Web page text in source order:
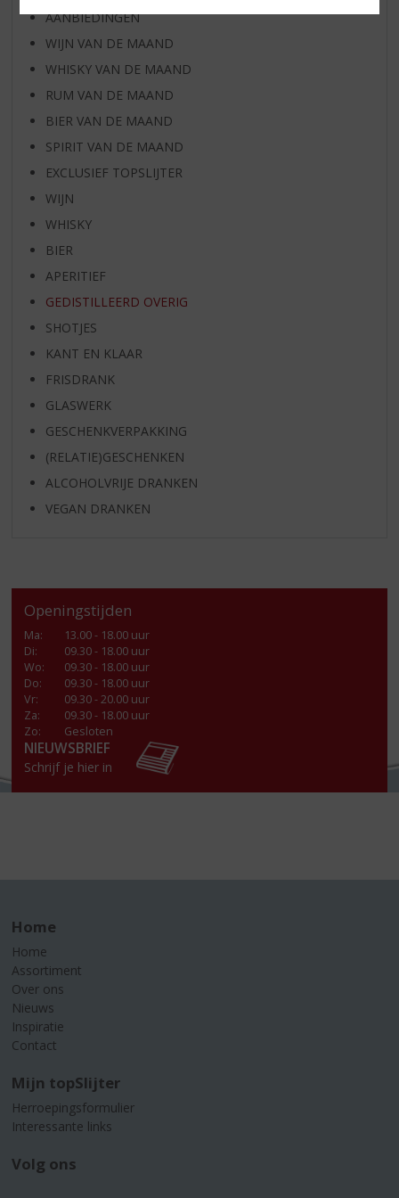
AANBIEDINGEN
WIJN VAN DE MAAND
WHISKY VAN DE MAAND
RUM VAN DE MAAND
BIER VAN DE MAAND
SPIRIT VAN DE MAAND
EXCLUSIEF TOPSLIJTER
WIJN
WHISKY
BIER
APERITIEF
GEDISTILLEERD OVERIG
SHOTJES
KANT EN KLAAR
FRISDRANK
GLASWERK
GESCHENKVERPAKKING
(RELATIE)GESCHENKEN
ALCOHOLVRIJE DRANKEN
VEGAN DRANKEN
Openingstijden
Ma:
13.00 - 18.00 uur
Di:
09.30 - 18.00 uur
Wo:
09.30 - 18.00 uur
Do:
09.30 - 18.00 uur
Vr:
09.30 - 20.00 uur
Za:
09.30 - 18.00 uur
Zo:
Gesloten
NIEUWSBRIEF
Schrijf je hier in
Home
Home
Assortiment
Over ons
Nieuws
Inspiratie
Contact
Mijn topSlijter
Herroepingsformulier
Interessante links
Volg ons